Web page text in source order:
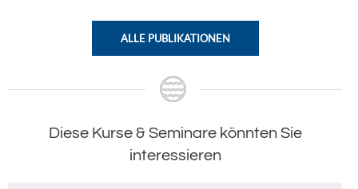
ALLE PUBLIKATIONEN
Diese Kurse & Seminare könnten Sie
interessieren